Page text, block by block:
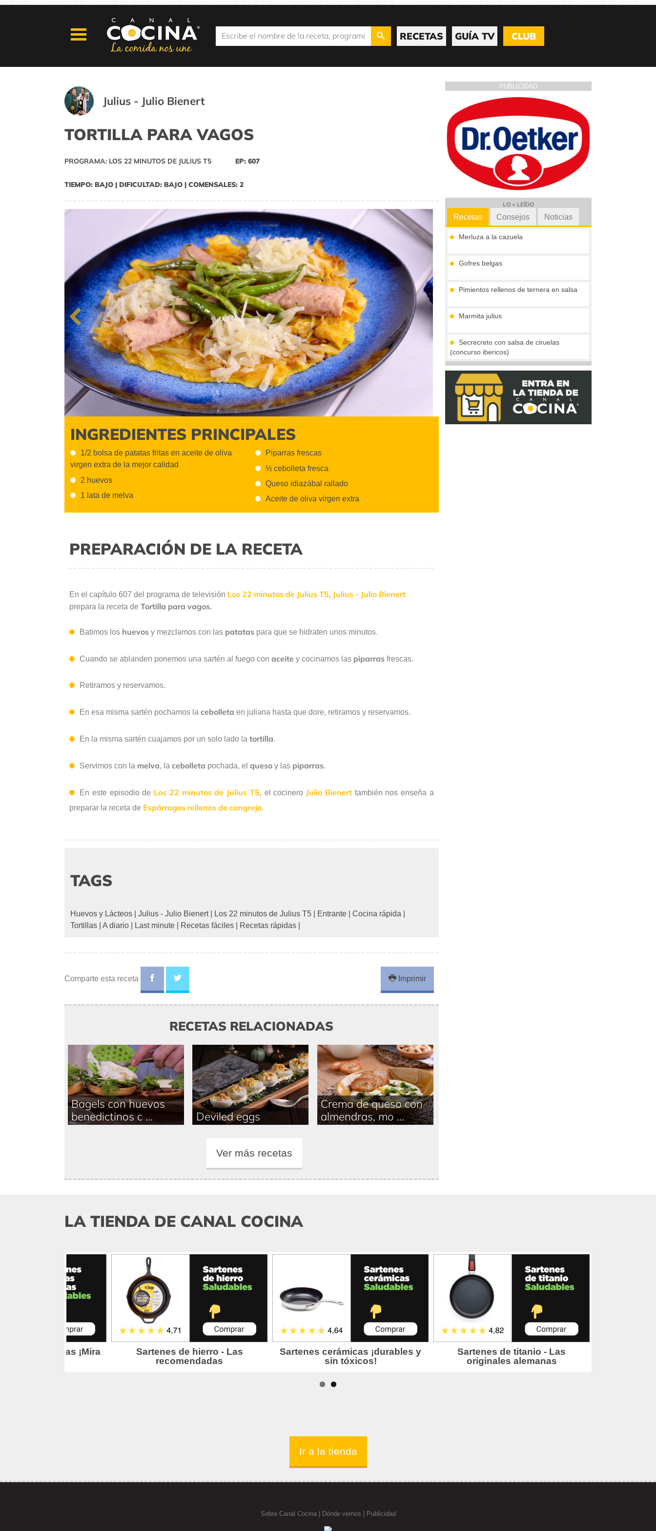
RECETAS GUÍA TV CLUB
Julius - Julio Bienert
TORTILLA PARA VAGOS
PROGRAMA: LOS 22 MINUTOS DE JULIUS T5 EP: 607
TIEMPO: BAJO | DIFICULTAD: BAJO | COMENSALES: 2
Previous
INGREDIENTES PRINCIPALES
1/2 bolsa de patatas fritas en aceite de oliva
virgen extra de la mejor calidad
2 huevos
1 lata de melva
Piparras frescas
½ cebolleta fresca
Queso idiazábal rallado
Aceite de oliva virgen extra
PREPARACIÓN DE LA RECETA
En el capítulo 607 del programa de televisión Los 22 minutos de Julius T5, Julius - Julio Bienert
prepara la receta de Tortilla para vagos.
Batimos los huevos y mezclamos con las patatas para que se hidraten unos minutos.
Cuando se ablanden ponemos una sartén al fuego con aceite y cocinamos las piparras frescas.
Retiramos y reservamos.
En esa misma sartén pochamos la cebolleta en juliana hasta que dore, retiramos y reservamos.
En la misma sartén cuajamos por un solo lado la tortilla.
Servimos con la melva, la cebolleta pochada, el queso y las piparras.
En este episodio de Los 22 minutos de Julius T5, el cocinero Julio Bienerttambién nos enseña a
preparar la receta de Espárragos rellenos de cangrejo.
TAGS
Huevos y Lácteos Julius - Julio Bienert| Los 22 minutos de Julius T5 Entrante Cocina rápida
Tortillas
A diario Last minute Recetas fáciles Recetas rápidas
Comparte esta receta Imprimir
RECETAS RELACIONADAS
Bagels con huevos
benedictinos c ...
Deviled eggs
Crema de queso con
almendras, mo ...
Ver más recetas
PUBLICIDAD
LO + LEÍDO
Recetas
Merluza a la cazuela
Gofres belgas
Pimientos rellenos de ternera en salsa
Marmita julius
Secrecreto con salsa de ciruelas
(concurso ibericos)
Flan de turrón
Consejos Noticias
LA TIENDA DE CANAL COCINA
Ir a la tienda
Sobre Canal Cocina| Dónde vernos | Publicidad